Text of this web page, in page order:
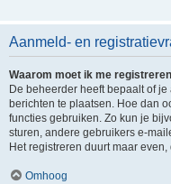
Aanmeld- en
Waarom moet ik me
De beheerder heeft bepaalt of
berichten te plaatsen. Hoe dan
functies gebruiken. Zo kun je
sturen, andere gebruikers e-
Het registreren duurt maar
Omhoog